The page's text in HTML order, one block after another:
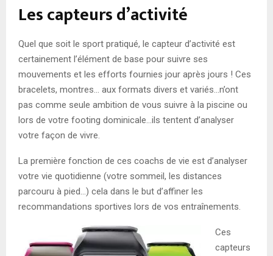
Les capteurs d’activité
Quel que soit le sport pratiqué, le capteur d’activité est
certainement l’élément de base pour suivre ses
mouvements et les efforts fournies jour après jours ! Ces
bracelets, montres… aux formats divers et variés…n’ont
pas comme seule ambition de vous suivre à la piscine ou
lors de votre footing dominicale…ils tentent d’analyser
votre façon de vivre.
La première fonction de ces coachs de vie est d’analyser
votre vie quotidienne (votre sommeil, les distances
parcouru à pied…) cela dans le but d’affiner les
recommandations sportives lors de vos entraînements.
Ces
capteurs